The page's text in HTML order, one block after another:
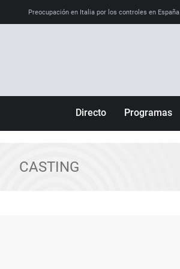
Preocupación en Italia por los controles en España
Directo Programas
CASTING